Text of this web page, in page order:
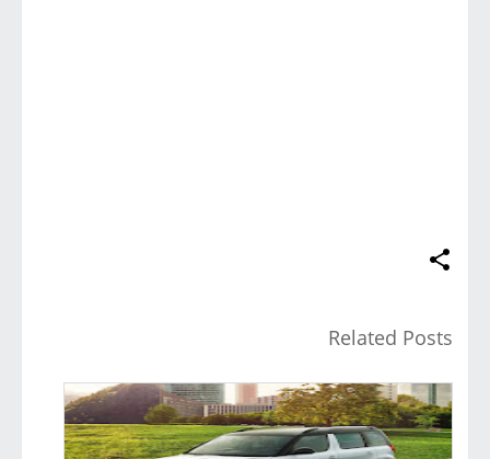
Related Posts